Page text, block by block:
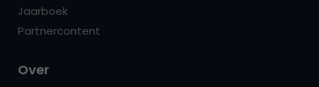
Jaarboek
Partnercontent
Over